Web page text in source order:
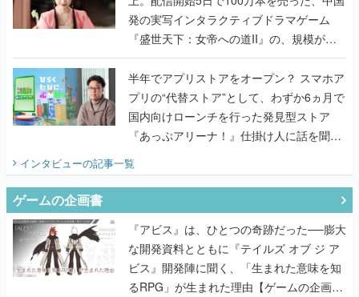
発の実写インタラクティブドラマゲーム
『盛世天下：女帝への道II』の、規模が違
うこだわりをプロデューサーに聞いた
半年でアプリストアをオープン？ スマホア
プリの“代替ストア”として、わずか6ヵ月で
国内向けローンチを行った発見型ストア
『あっぷアリーナ！』仕掛け人に話を聞い
てみた
インタビューの記事一覧
ゲームの企画書
『アビス』は、ひとつの奇跡だった──膨大
な開発資料とともに『テイルズ オブ ジ ア
ビス』開発陣に聞く、「生まれた意味を知
るRPG」が生まれた理由【ゲームの企画